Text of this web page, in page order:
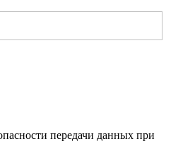
передачи данных при